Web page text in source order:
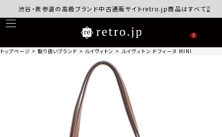
渋谷・表参道の高級ブランド中古通販サイトretro.jp商品はすべて正規品保
0
トップページ 取り扱いブランド ルイヴィトン ルイヴィトン ドフィーヌ MINI モノグラ